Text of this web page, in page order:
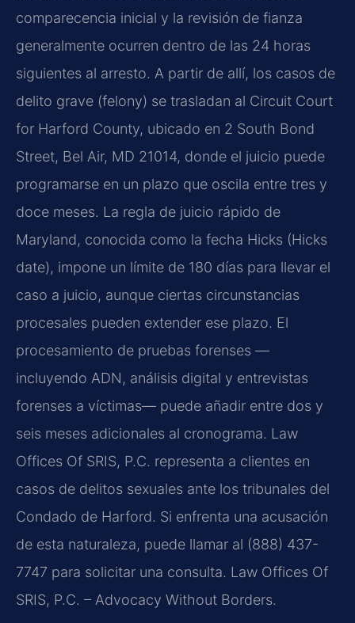
comparecencia inicial y la revisión de fianza
generalmente ocurren dentro de las 24 horas
siguientes al arresto. A partir de allí, los casos de
delito grave (felony) se trasladan al Circuit Court
for Harford County, ubicado en 2 South Bond
Street, Bel Air, MD 21014, donde el juicio puede
programarse en un plazo que oscila entre tres y
doce meses. La regla de juicio rápido de
Maryland, conocida como la fecha Hicks (Hicks
date), impone un límite de 180 días para llevar el
caso a juicio, aunque ciertas circunstancias
procesales pueden extender ese plazo. El
procesamiento de pruebas forenses —
incluyendo ADN, análisis digital y entrevistas
forenses a víctimas— puede añadir entre dos y
seis meses adicionales al cronograma. Law
Offices Of SRIS, P.C. representa a clientes en
casos de delitos sexuales ante los tribunales del
Condado de Harford. Si enfrenta una acusación
de esta naturaleza, puede llamar al (888) 437-
7747 para solicitar una consulta. Law Offices Of
SRIS, P.C. – Advocacy Without Borders.